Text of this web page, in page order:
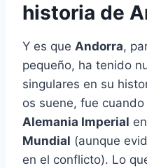
historia de
Y es que Andorra,
pequeño, ha tenido
singulares en su
os suene, fue
Alemania Imperial
Mundial (aunque
en el conflicto). Lo